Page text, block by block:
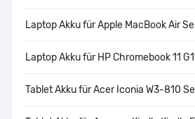
Laptop Akku für Apple MacBook Air
Laptop Akku für HP Chromebook 11
Tablet Akku für Acer Iconia W3-810